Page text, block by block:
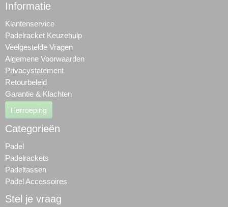
Informatie
Klantenservice
Padelracket Keuzehulp
Veelgestelde Vragen
Algemene Voorwaarden
Privacystatement
Retourbeleid
Garantie & Klachten
Herroeping
Categorieën
Padel
Padelrackets
Padeltassen
Padel Accessoires
Stel je vraag